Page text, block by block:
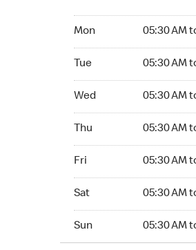
Mon 05:30 AM
Tue 05:30 AM
Wed 05:30 AM
Thu 05:30 AM
Fri 05:30 AM
Sat 05:30 AM
Sun 05:30 AM